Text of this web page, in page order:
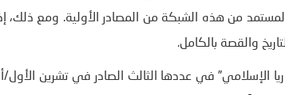
من هذه الشبكة من المصادر الأولية. ومع ذلك،
والقصة بالكامل.